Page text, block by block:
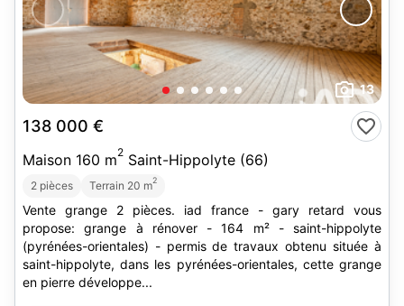
13
138 000 €
Maison 160 m2 Saint-Hippolyte (66)
2 pièces Terrain 20 m2
Vente grange 2 pièces. iad france - gary retard vous
propose: grange à rénover - 164 m² - saint-hippolyte
(pyrénées-orientales) - permis de travaux obtenu située à
saint-hippolyte, dans les pyrénées-orientales, cette grange
en pierre développe...